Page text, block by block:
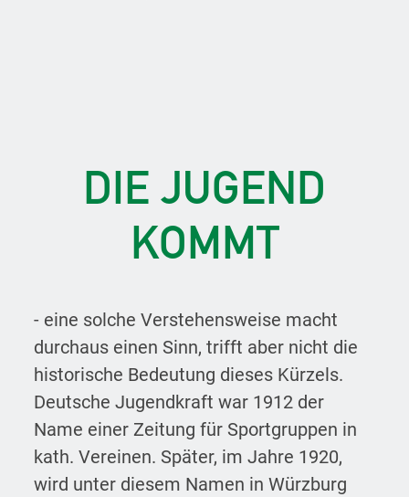
DIE JUGEND
KOMMT
- eine solche Verstehensweise macht
durchaus einen Sinn, trifft aber nicht die
historische Bedeutung dieses Kürzels.
Deutsche Jugendkraft war 1912 der
Name einer Zeitung für Sportgruppen in
kath. Vereinen. Später, im Jahre 1920,
wird unter diesem Namen in Würzburg